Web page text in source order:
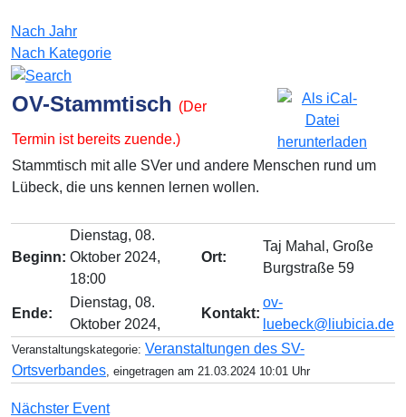
Nach Jahr
Nach Kategorie
OV-Stammtisch (Der
Termin ist bereits zuende.)
Stammtisch mit alle SVer und andere Menschen rund um
Lübeck, die uns kennen lernen wollen.
Beginn:
Dienstag, 08.
Oktober 2024,
18:00
Ort:
Taj Mahal, Große
Burgstraße 59
Ende:
Dienstag, 08.
Oktober 2024,
Kontakt:
ov-
luebeck@liubicia.de
Veranstaltungskategorie: Veranstaltungen des SV-
Ortsverbandes , eingetragen am 21.03.2024 10:01 Uhr
Nächster Event